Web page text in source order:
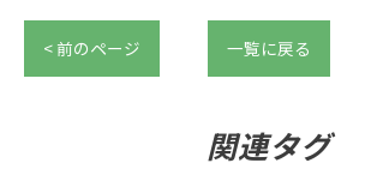
< 前のページ 一覧に戻る
関連タグ